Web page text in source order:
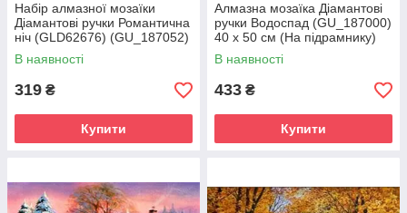
Набір алмазної мозаїки
Діамантові ручки Романтична
ніч (GLD62676) (GU_187052)
30 х 40 см (На підрамнику)
В наявності
319 ₴
Купити
Алмазна мозаїка Діамантові
ручки Водоспад (GU_187000)
40 х 50 см (На підрамнику)
В наявності
433 ₴
Купити